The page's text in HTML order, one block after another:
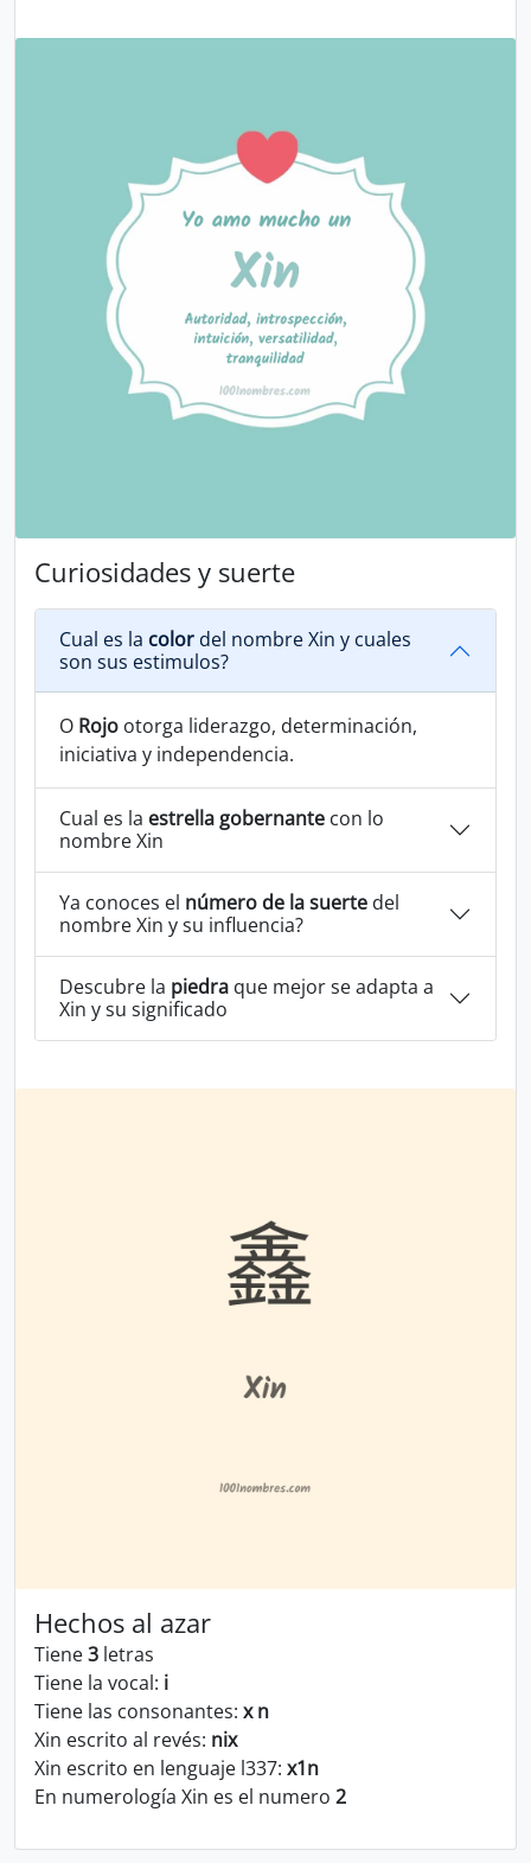
Curiosidades y suerte
Cual es la color del nombre Xin y cuales
son sus estimulos?
O Rojo otorga liderazgo, determinación,
iniciativa y independencia.
Cual es la estrella gobernante con lo
nombre Xin
Ya conoces el número de la suerte del
nombre Xin y su influencia?
Descubre la piedra que mejor se adapta a
Xin y su significado
Hechos al azar
Tiene3 letras
Tiene la vocal: i
Tiene las consonantes: x n
Xin escrito al revés: nix
Xin escrito en lenguaje l337: x1n
En numerología Xin es el numero 2